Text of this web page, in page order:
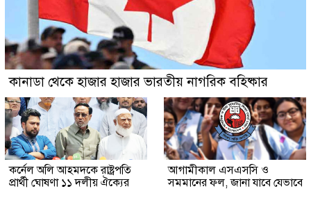
কানাডা থেকে হাজার হাজার ভারতীয় নাগরিক বহিষ্কার
কর্নেল অলি আহমদকে রাষ্ট্রপতি
প্রার্থী ঘোষণা ১১ দলীয় ঐক্যের
আগামীকাল এসএসসি ও
সমমানের ফল, জানা যাবে যেভাবে